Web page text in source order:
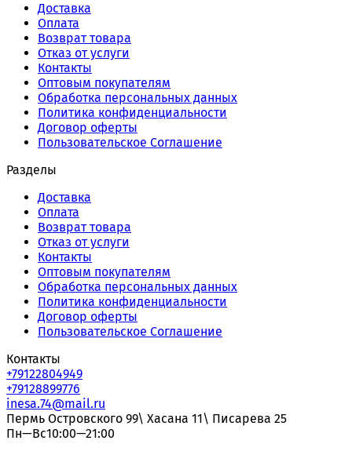
Доставка
Оплата
Возврат товара
Отказ от услуги
Контакты
Оптовым покупателям
Обработка персональных данных
Политика конфиденциальности
Договор оферты
Пользовательское Соглашение
Разделы
Доставка
Оплата
Возврат товара
Отказ от услуги
Контакты
Оптовым покупателям
Обработка персональных данных
Политика конфиденциальности
Договор оферты
Пользовательское Соглашение
Контакты
+79122804949
+79128899776
inesa.74@mail.ru
Пермь Островского 99\ Хасана 11\ Писарева 25
Пн—Вс10:00—21:00